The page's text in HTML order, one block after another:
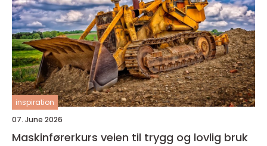
inspiration
07. June 2026
Maskinførerkurs veien til trygg og lovlig bruk